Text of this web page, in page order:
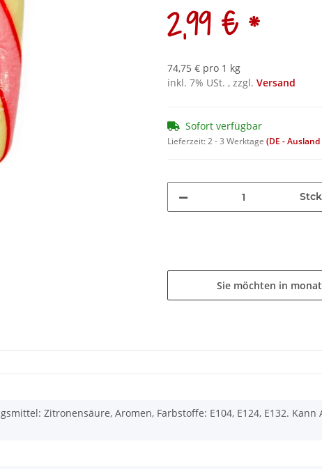
2,99 €*
74,75 € pro 1 kg
inkl. 7% USt. , zzgl. Versand
Sofort verfügbar
Lieferzeit:2 - 3 Werktage (DE -
Stck
Sie möchten in
Zitronensäure, Aromen, Farbstoffe: E104, E124, E132.